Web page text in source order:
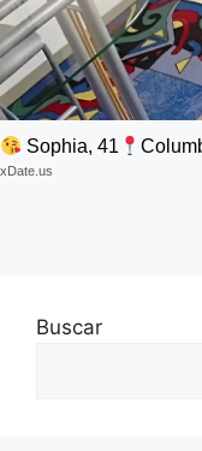
Sophia, 41
xDate.us
Buscar